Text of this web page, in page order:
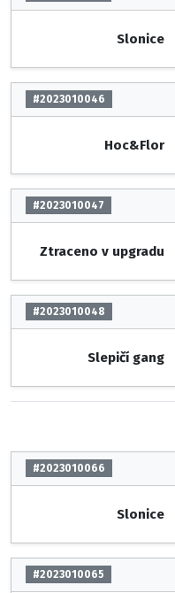
Slonice
#2023010046
Hoc&Flor
#2023010047
Ztraceno v upgradu
#2023010048
Slepičí gang
#2023010066
Slonice
#2023010065